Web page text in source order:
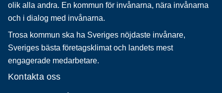
olik alla andra. En kommun för invånarna, nära invånarna
och i dialog med invånarna.
Trosa kommun ska ha Sveriges nöjdaste invånare,
Sveriges bästa företagsklimat och landets mest
engagerade medarbetare.
Kontakta oss